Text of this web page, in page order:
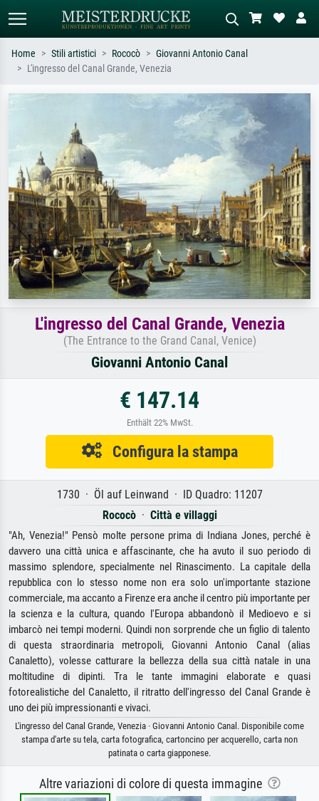
Cerca per artista, titolo o stile – es.
Impressionismo, onda di Hokusai,
nudo.
Descrivi la scena – es. prato verde,
astratto con molto rosso, dipinto a
olio scuro, nudo in piedi vicino a un
albero.
Home Stili artistici Rococò
Giovanni Antonio Canal
L'ingresso del Canal Grande, Venezia
L'ingresso del Canal Grande, Venezia
(The Entrance to the Grand Canal, Venice)
Giovanni Antonio Canal
€ 147.14
Enthält 22% MwSt.
Configura la stampa
1730 · Öl auf Leinwand · ID Quadro: 11207
Rococò· Città e villaggi
"Ah, Venezia!" Pensò molte persone prima di Indiana Jones, perché è
davvero una città unica e affascinante, che ha avuto il suo periodo di
massimo splendore, specialmente nel Rinascimento. La capitale della
repubblica con lo stesso nome non era solo un'importante stazione
commerciale, ma accanto a Firenze era anche il centro più importante per
la scienza e la cultura, quando l'Europa abbandonò il Medioevo e si
imbarcò nei tempi moderni. Quindi non sorprende che un figlio di talento
di questa straordinaria metropoli, Giovanni Antonio Canal (alias
Canaletto), volesse catturare la bellezza della sua città natale in una
moltitudine di dipinti. Tra le tante immagini elaborate e quasi
fotorealistiche del Canaletto, il ritratto dell'ingresso del Canal Grande è
uno dei più impressionanti e vivaci.
L'ingresso del Canal Grande, Venezia · Giovanni Antonio Canal. Disponibile come
stampa d'arte su tela, carta fotografica, cartoncino per acquerello, carta non
patinata o carta giapponese.
Altre variazioni di colore di questa immagine